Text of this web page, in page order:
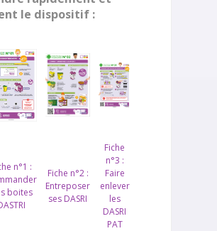
le dispositif :
n°1 :
boites
Fiche n°2 :
Entreposer
ses DASRI
Fiche
n°3 :
Faire
enlever
les
DASRI
PAT